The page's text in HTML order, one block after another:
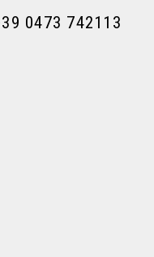
0473 742113